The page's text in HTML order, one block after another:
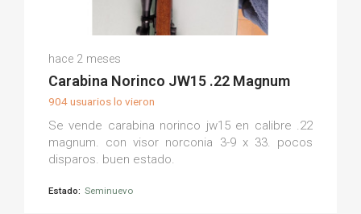
hace 2 meses
Carabina Norinco JW15 .22 Magnum
904 usuarios lo vieron
Se vende carabina norinco jw15 en calibre .22
magnum. con visor norconia 3-9 x 33. pocos
disparos. buen estado.
Estado: Seminuevo